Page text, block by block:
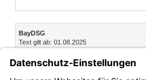
Inhalt
BayDSG
Text gilt ab: 01.08.2025